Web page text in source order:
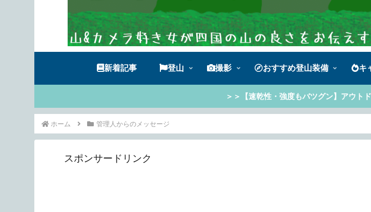
新着記事 登山 撮影 おすすめ登山装備 キ
＞＞【速乾性・強度もバツグン】アウト
ホーム 管理人からのメッセージ
スポンサードリンク